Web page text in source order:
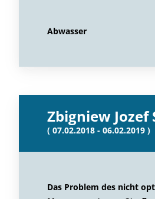
Abwasser
Zbigniew Jozef
( 07.02.2018 - 06.02.2019 )
Das Problem des nicht